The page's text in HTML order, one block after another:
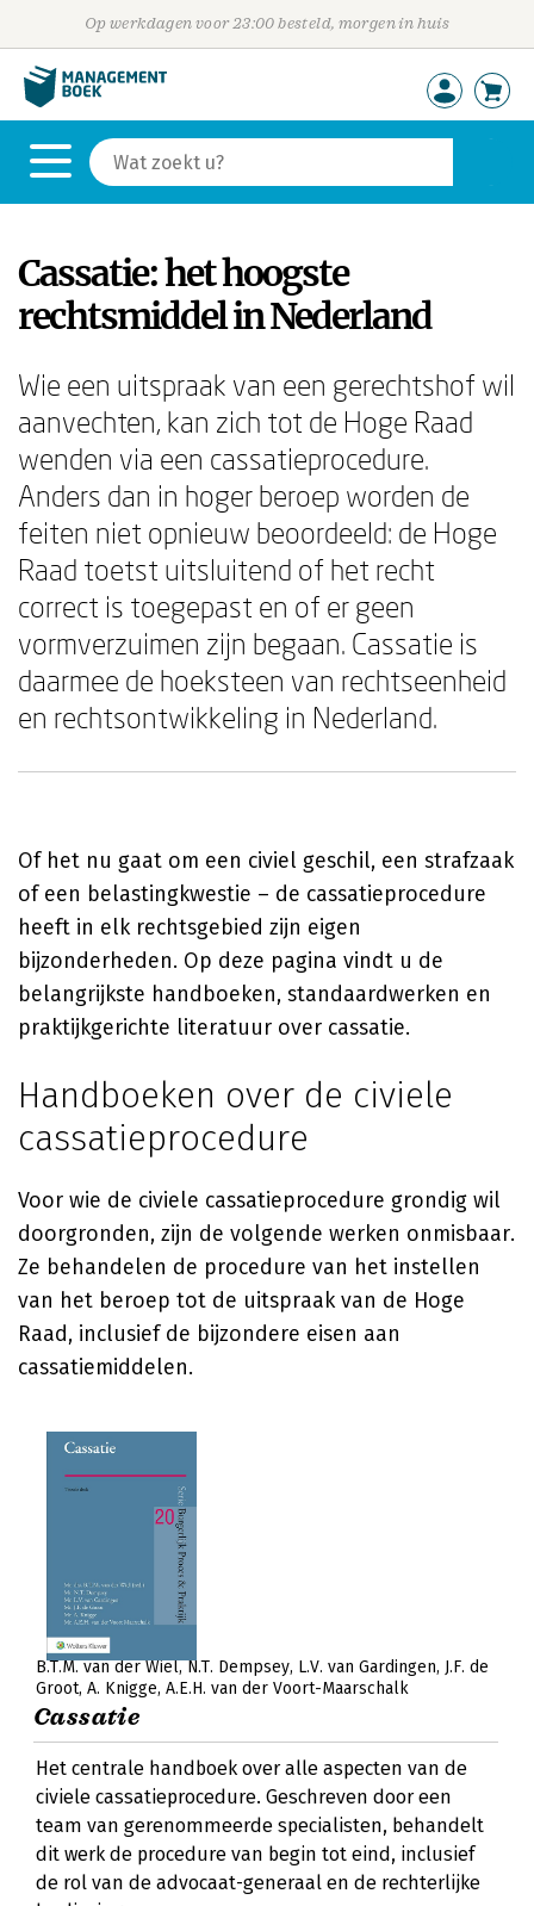
Op werkdagen voor 23:00 besteld, morgen in huis
Cassatie: het hoogste
rechtsmiddel in Nederland
Wie een uitspraak van een gerechtshof wil
aanvechten, kan zich tot de Hoge Raad
wenden via een cassatieprocedure.
Anders dan in hoger beroep worden de
feiten niet opnieuw beoordeeld: de Hoge
Raad toetst uitsluitend of het recht
correct is toegepast en of er geen
vormverzuimen zijn begaan. Cassatie is
daarmee de hoeksteen van rechtseenheid
en rechtsontwikkeling in Nederland.
Of het nu gaat om een civiel geschil, een strafzaak
of een belastingkwestie – de cassatieprocedure
heeft in elk rechtsgebied zijn eigen
bijzonderheden. Op deze pagina vindt u de
belangrijkste handboeken, standaardwerken en
praktijkgerichte literatuur over cassatie.
Handboeken over de civiele
cassatieprocedure
Voor wie de civiele cassatieprocedure grondig wil
doorgronden, zijn de volgende werken onmisbaar.
Ze behandelen de procedure van het instellen
van het beroep tot de uitspraak van de Hoge
Raad, inclusief de bijzondere eisen aan
cassatiemiddelen.
B.T.M. van der Wiel N.T. Dempsey L.V. van Gardingen J.F. de
Groot A. Knigge A.E.H. van der Voort-Maarschalk
Cassatie
Het centrale handboek over alle aspecten van de
civiele cassatieprocedure. Geschreven door een
team van gerenommeerde specialisten, behandelt
dit werk de procedure van begin tot eind, inclusief
de rol van de advocaat-generaal en de rechterlijke